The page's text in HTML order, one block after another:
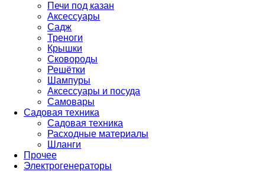
Печи под казан
Аксессуары
Садж
Треноги
Крышки
Сковороды
Решётки
Шампуры
Аксессуары и посуда
Самовары
Садовая техника
Садовая техника
Расходные материалы
Шланги
Прочее
Электрогенераторы